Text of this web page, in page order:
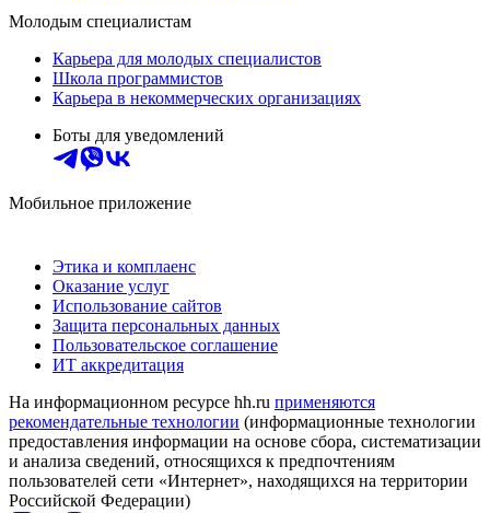
Молодым специалистам
Карьера для молодых специалистов
Школа программистов
Карьера в некоммерческих организациях
Боты для уведомлений
Мобильное приложение
Этика и комплаенс
Оказание услуг
Использование сайтов
Защита персональных данных
Пользовательское соглашение
ИТ аккредитация
На информационном ресурсе hh.ru применяются
рекомендательные технологии (информационные технологии
предоставления информации на основе сбора, систематизации
и анализа сведений, относящихся к предпочтениям
пользователей сети «Интернет», находящихся на территории
Российской Федерации)